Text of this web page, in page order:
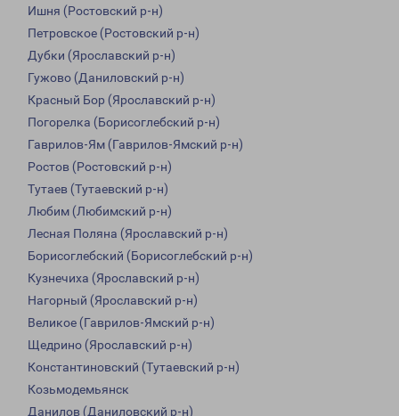
Ишня (Ростовский р-н)
Петровское (Ростовский р-н)
Дубки (Ярославский р-н)
Гужово (Даниловский р-н)
Красный Бор (Ярославский р-н)
Погорелка (Борисоглебский р-н)
Гаврилов-Ям (Гаврилов-Ямский р-н)
Ростов (Ростовский р-н)
Тутаев (Тутаевский р-н)
Любим (Любимский р-н)
Лесная Поляна (Ярославский р-н)
Борисоглебский (Борисоглебский р-н)
Кузнечиха (Ярославский р-н)
Нагорный (Ярославский р-н)
Великое (Гаврилов-Ямский р-н)
Щедрино (Ярославский р-н)
Константиновский (Тутаевский р-н)
Козьмодемьянск
Данилов (Даниловский р-н)